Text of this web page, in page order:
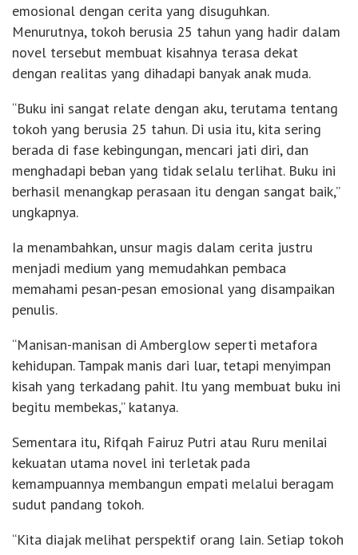
emosional dengan cerita yang disuguhkan.
Menurutnya, tokoh berusia 25 tahun yang hadir dalam
novel tersebut membuat kisahnya terasa dekat
dengan realitas yang dihadapi banyak anak muda.
“Buku ini sangat relate dengan aku, terutama tentang
tokoh yang berusia 25 tahun. Di usia itu, kita sering
berada di fase kebingungan, mencari jati diri, dan
menghadapi beban yang tidak selalu terlihat. Buku ini
berhasil menangkap perasaan itu dengan sangat baik,”
ungkapnya.
Ia menambahkan, unsur magis dalam cerita justru
menjadi medium yang memudahkan pembaca
memahami pesan-pesan emosional yang disampaikan
penulis.
“Manisan-manisan di Amberglow seperti metafora
kehidupan. Tampak manis dari luar, tetapi menyimpan
kisah yang terkadang pahit. Itu yang membuat buku ini
begitu membekas,” katanya.
Sementara itu, Rifqah Fairuz Putri atau Ruru menilai
kekuatan utama novel ini terletak pada
kemampuannya membangun empati melalui beragam
sudut pandang tokoh.
“Kita diajak melihat perspektif orang lain. Setiap tokoh